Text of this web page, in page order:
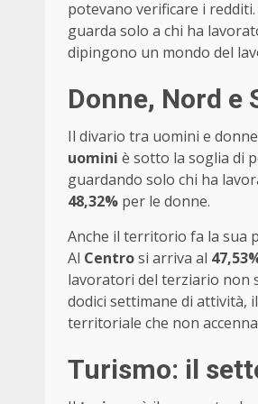
potevano verificare i
guarda solo a chi ha
dipingono un mondo del
Donne, Nord e
Il divario tra uomini e
uomini è sotto la soglia di
guardando solo chi ha
48,32% per le donne.
Anche il territorio fa la sua
Al Centrosi arriva al
lavoratori del terziario non
dodici settimane di attività, il
territoriale che non
Turismo: il